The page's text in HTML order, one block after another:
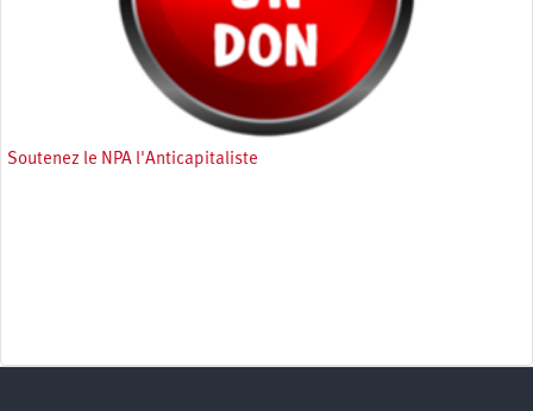
Soutenez le NPA l'Anticapitaliste